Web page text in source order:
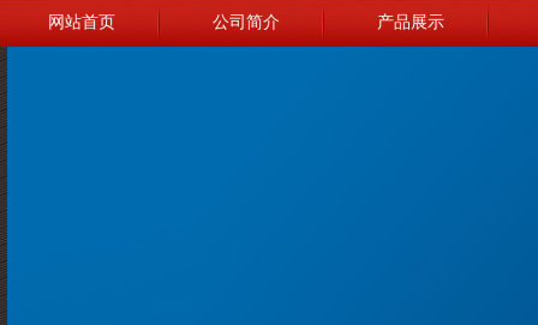
网站首页 公司简介 产品展示